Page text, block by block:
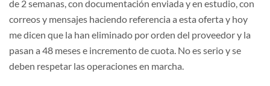
de 2 semanas, con documentación enviada y en estudio, con
correos y mensajes haciendo referencia a esta oferta y hoy
me dicen que la han eliminado por orden del proveedor y la
pasan a 48 meses e incremento de cuota. No es serio y se
deben respetar las operaciones en marcha.